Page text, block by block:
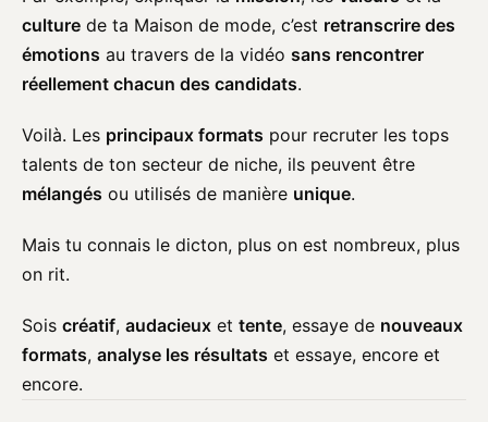
culture de ta Maison de mode, c’est retranscrire des
émotions au travers de la vidéo sans rencontrer
réellement chacun des candidats.
Voilà. Les principaux formats pour recruter les tops
talents de ton secteur de niche, ils peuvent être
mélangés ou utilisés de manière unique.
Mais tu connais le dicton, plus on est nombreux, plus
on rit.
Sois créatif, audacieux et tente, essaye de nouveaux
formats, analyse les résultats et essaye, encore et
encore.